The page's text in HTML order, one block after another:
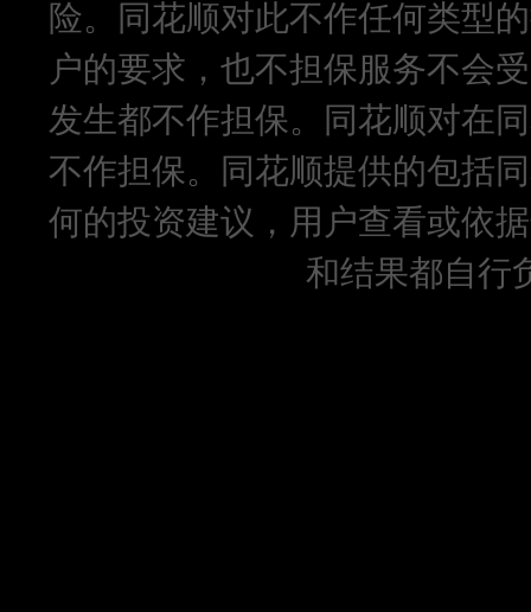
险。同花顺对此不作任何类型
户的要求，也不担保服务不会
发生都不作担保。同花顺对在
不作担保。同花顺提供的包括
何的投资建议，用户查看或依
和结果都自行